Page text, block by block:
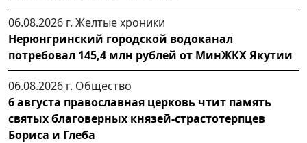
06.08.2026 г. Желтые хроники
Нерюнгринский городской водоканал
потребовал 145,4 млн рублей от МинЖКХ Якутии
06.08.2026 г. Общество
6 августа православная церковь чтит память
святых благоверных князей-страстотерпцев
Бориса и Глеба